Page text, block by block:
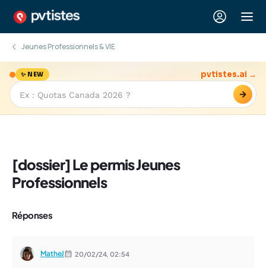
Jeunes Professionnels & VIE
✨ NEW
→
pvtistes.ai →
[dossier] Le permis Jeunes
Professionnels
Réponses
MatheJ 20/02/24,02:54